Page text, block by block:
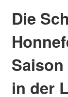
Die
in der